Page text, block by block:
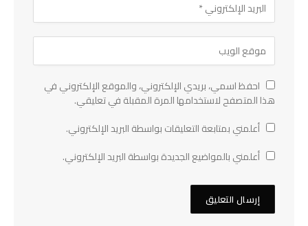
احفظ اسمي، بريدي الإلكتروني، والموقع الإلكتروني في
هذا المتصفح لاستخدامها المرة المقبلة في تعليقي.
أعلمني بمتابعة التعليقات بواسطة البريد الإلكتروني.
أعلمني بالمواضيع الجديدة بواسطة البريد الإلكتروني.